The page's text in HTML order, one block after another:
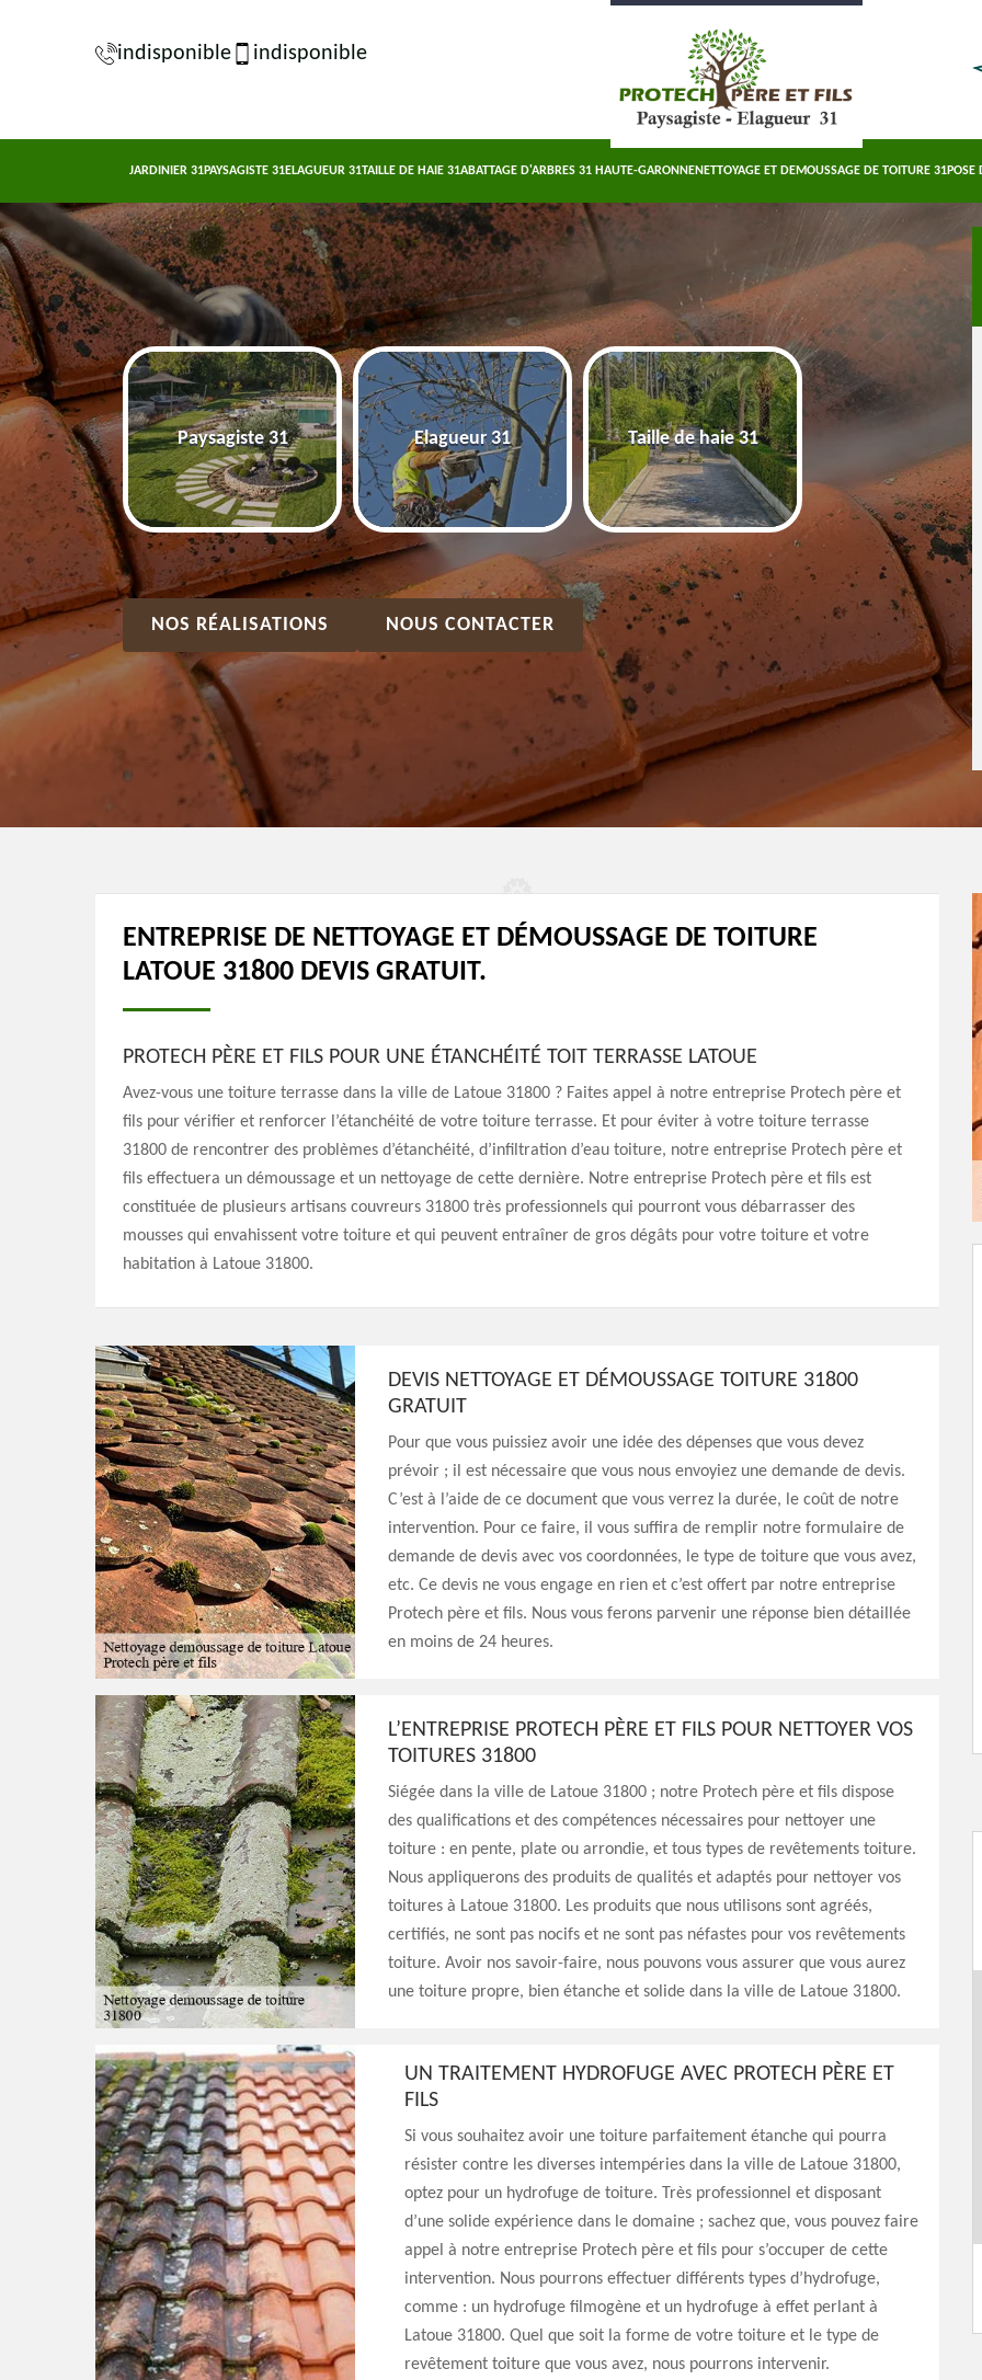
indisponible indisponible
JARDINIER 31PAYSAGISTE 31ELAGUEUR 31TAILLE DE HAIE 31ABATTAGE D'ARBRES 31 HAUTE-GARONNENETTOYAGE ET DEMOUSSAGE DE TOITURE 31POSE
31 Paysagiste 31 Elagueur 31 Taille de haie 31
Abattage d'arbres
Haute-Garonne
NOS RÉALISATIONS NOUS CONTACTER
ENTREPRISE DE NETTOYAGE ET DÉMOUSSAGE DE TOITURE
LATOUE 31800 DEVIS GRATUIT.
PROTECH PÈRE ET FILS POUR UNE ÉTANCHÉITÉ TOIT TERRASSE LATOUE
Avez-vous une toiture terrasse dans la ville de Latoue 31800 ? Faites appel à notre entreprise Protech père et
fils pour vérifier et renforcer l’étanchéité de votre toiture terrasse. Et pour éviter à votre toiture terrasse
31800 de rencontrer des problèmes d’étanchéité, d’infiltration d’eau toiture, notre entreprise Protech père et
fils effectuera un démoussage et un nettoyage de cette dernière. Notre entreprise Protech père et fils est
constituée de plusieurs artisans couvreurs 31800 très professionnels qui pourront vous débarrasser des
mousses qui envahissent votre toiture et qui peuvent entraîner de gros dégâts pour votre toiture et votre
habitation à Latoue 31800.
DEVIS NETTOYAGE ET DÉMOUSSAGE TOITURE 31800
GRATUIT
Pour que vous puissiez avoir une idée des dépenses que vous devez
prévoir ; il est nécessaire que vous nous envoyiez une demande de devis.
C’est à l’aide de ce document que vous verrez la durée, le coût de notre
intervention. Pour ce faire, il vous suffira de remplir notre formulaire de
demande de devis avec vos coordonnées, le type de toiture que vous avez,
etc. Ce devis ne vous engage en rien et c’est offert par notre entreprise
Protech père et fils. Nous vous ferons parvenir une réponse bien détaillée
en moins de 24 heures.
L’ENTREPRISE PROTECH PÈRE ET FILS POUR NETTOYER VOS
TOITURES 31800
Siégée dans la ville de Latoue 31800 ; notre Protech père et fils dispose
des qualifications et des compétences nécessaires pour nettoyer une
toiture : en pente, plate ou arrondie, et tous types de revêtements toiture.
Nous appliquerons des produits de qualités et adaptés pour nettoyer vos
toitures à Latoue 31800. Les produits que nous utilisons sont agréés,
certifiés, ne sont pas nocifs et ne sont pas néfastes pour vos revêtements
toiture. Avoir nos savoir-faire, nous pouvons vous assurer que vous aurez
une toiture propre, bien étanche et solide dans la ville de Latoue 31800.
UN TRAITEMENT HYDROFUGE AVEC PROTECH PÈRE ET
FILS
Si vous souhaitez avoir une toiture parfaitement étanche qui pourra
résister contre les diverses intempéries dans la ville de Latoue 31800,
optez pour un hydrofuge de toiture. Très professionnel et disposant
d’une solide expérience dans le domaine ; sachez que, vous pouvez faire
appel à notre entreprise Protech père et fils pour s’occuper de cette
intervention. Nous pourrons effectuer différents types d’hydrofuge,
comme : un hydrofuge filmogène et un hydrofuge à effet perlant à
Latoue 31800. Quel que soit la forme de votre toiture et le type de
revêtement toiture que vous avez, nous pourrons intervenir.